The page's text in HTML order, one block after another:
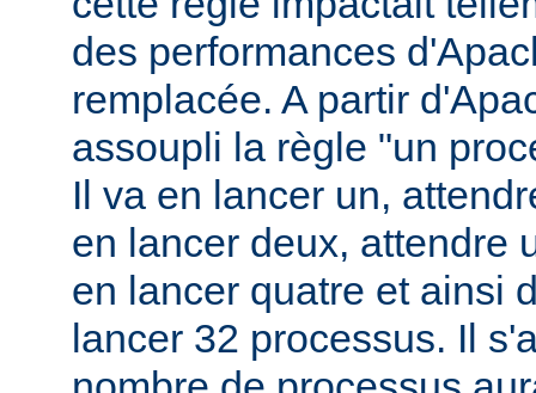
des performances
remplacée. A partir
assoupli la règle "un
Il va en lancer un,
en lancer deux, attendre
en lancer quatre et ainsi
lancer 32 processus. Il